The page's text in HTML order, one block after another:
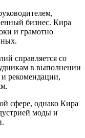
бизнес. Кира
и грамотно
справляется со
в выполнении
рекомендации,
сфере, однако Кира
моды и